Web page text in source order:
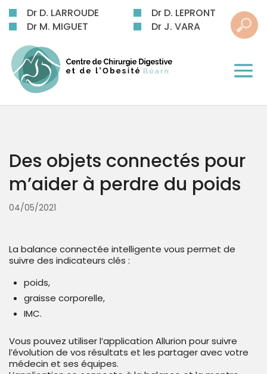
Dr D. LARROUDE
Dr D. LEPRONT
Dr M. MIGUET
Dr J. VARA
Des objets connectés pour
m’aider à perdre du poids
04/05/2021
La balance connectée intelligente vous permet de
suivre des indicateurs clés :
poids,
graisse corporelle,
IMC.
Vous pouvez utiliser l’application Allurion pour suivre
l’évolution de vos résultats et les partager avec votre
médecin et ses équipes.